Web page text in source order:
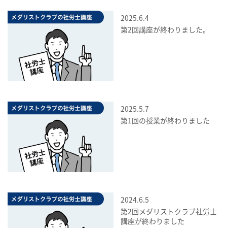
2025.6.4
第2回講座が終わりました。
2025.5.7
第1回の授業が終わりました
2024.6.5
第2回メダリストクラブ社労士
講座が終わりました